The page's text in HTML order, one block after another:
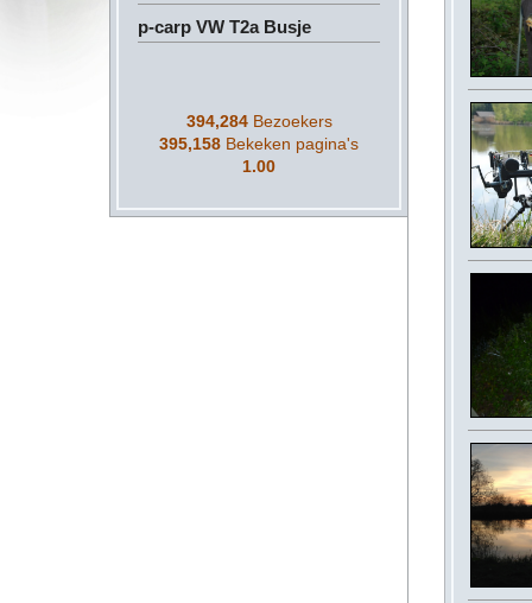
p-carp VW T2a Busje
394,284 Bezoekers
395,158 Bekeken pagina's
1.00